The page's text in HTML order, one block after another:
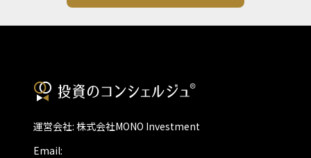
運営会社: 株式会社MONO Investment
Email: